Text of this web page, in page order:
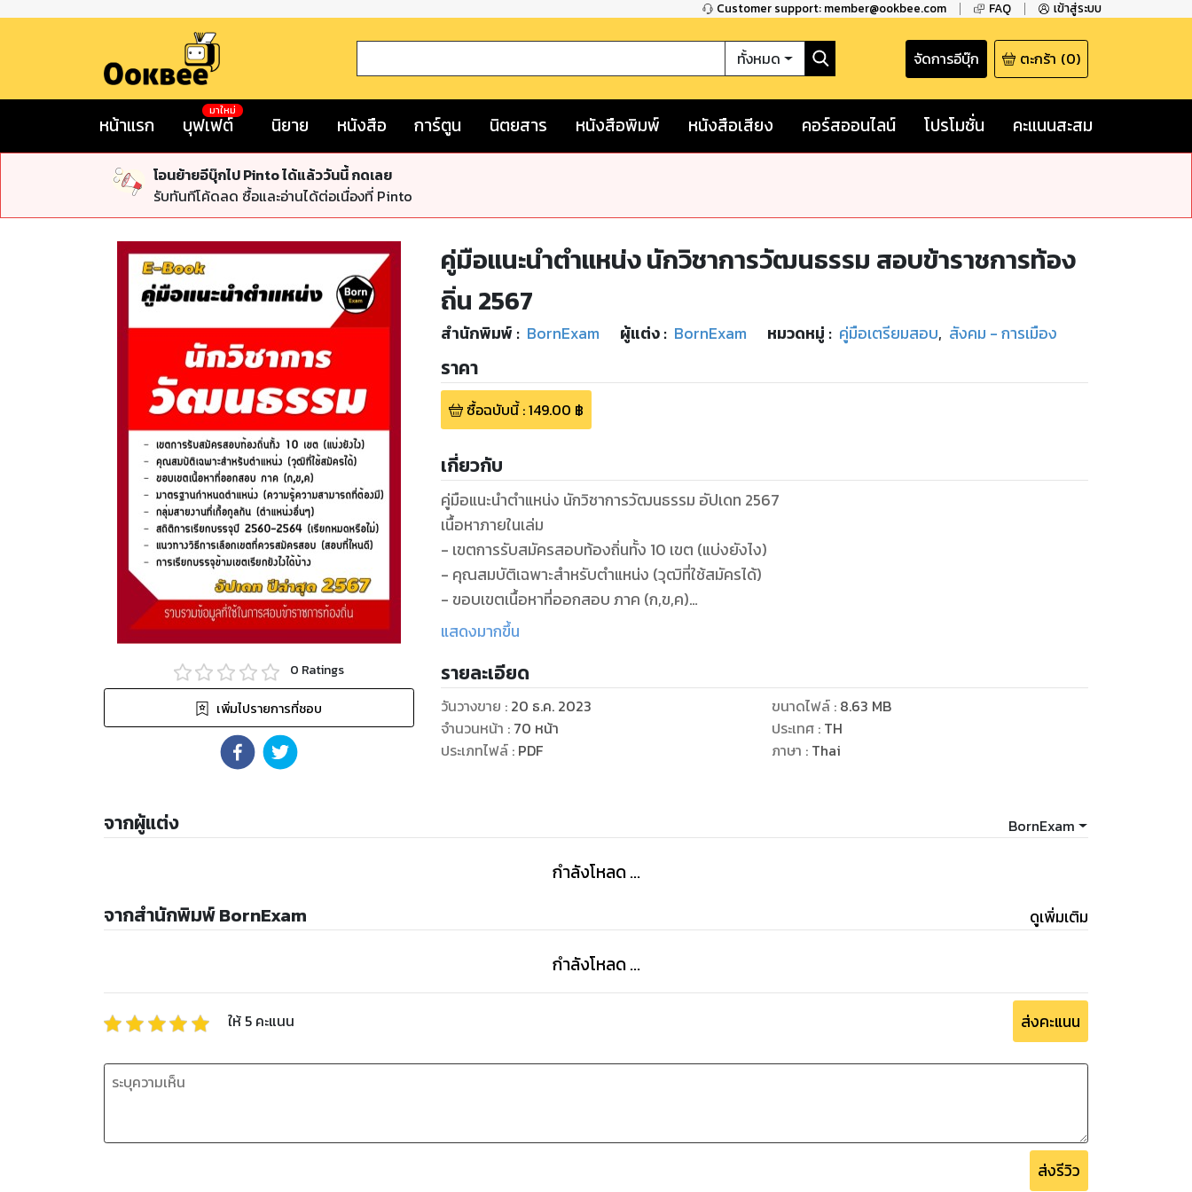
Customer support: member@ookbee.com FAQ เข้าสู่ระบบ
ทั้งหมด จัดการอีบุ๊ก ตะกร้า (0)
หน้าแรก บุฟเฟต์
มาใหม่
นิยาย หนังสือ การ์ตูน นิตยสาร หนังสือพิมพ์ หนังสือเสียง คอร์สออนไลน์ โปรโมชั่น คะแนนสะสม
โอนย้ายอีบุ๊กไป Pinto ได้แล้ววันนี้ กดเลย
รับทันทีโค้ดลด ซื้อและอ่านได้ต่อเนื่องที่ Pinto
0 Ratings
เพิ่มไปรายการที่ชอบ
คู่มือแนะนำตำแหน่ง นักวิชาการวัฒนธรรม สอบข้าราชการท้อง
ถิ่น 2567
สำนักพิมพ์ : BornExam ผู้แต่ง : BornExam หมวดหมู่ : คู่มือเตรียมสอบ, สังคม - การเมือง
ราคา
ซื้อฉบับนี้:149.00 ฿
เกี่ยวกับ
คู่มือแนะนำตำแหน่ง นักวิชาการวัฒนธรรม อัปเดท 2567
เนื้อหาภายในเล่ม
- เขตการรับสมัครสอบท้องถิ่นทั้ง 10 เขต (แบ่งยังไง)
- คุณสมบัติเฉพาะสำหรับตำแหน่ง (วุฒิที่ใช้สมัครได้)
- ขอบเขตเนื้อหาที่ออกสอบ ภาค (ก,ข,ค)
- มาตรฐานกำหนดตำแหน่ง (ความรู้ความสามารถที่ต้องมี)
- สถิติการเรียกบรรจุปี 2560-2564 (เรียกหมดหรือไม่)
- แนวทางวิธีการเลือกเขตที่ควรสมัครสอบ (สอบที่ไหนดี)
- การเรียกบรรจุข้ามเขตเรียกยังไงได้บ้าง
แสดงมากขึ้น
รายละเอียด
วันวางขาย : 20 ธ.ค. 2023
จำนวนหน้า : 70 หน้า
ประเภทไฟล์: PDF
ขนาดไฟล์: 8.63 MB
ประเทศ : TH
ภาษา : Thai
จากผู้แต่ง BornExam
กำลังโหลด ...
จากสำนักพิมพ์ BornExam ดูเพิ่มเติม
กำลังโหลด ...
ให้ 5 คะแนน ส่งคะแนน
ส่งรีวิว